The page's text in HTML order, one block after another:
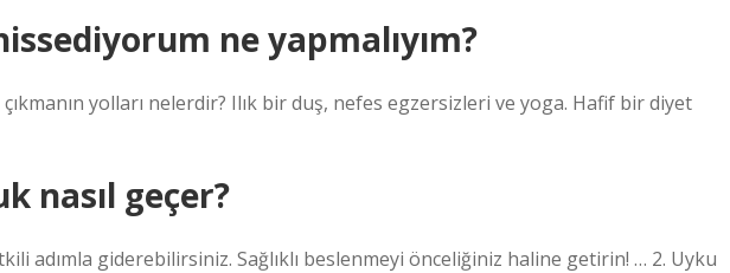
ne yapmalıyım?
yolları nelerdir? Ilık bir duş, nefes egzersizleri ve yoga. Hafif bir diyet
nasıl geçer?
adımla giderebilirsiniz. Sağlıklı beslenmeyi önceliğiniz haline getirin! … 2. Uyku